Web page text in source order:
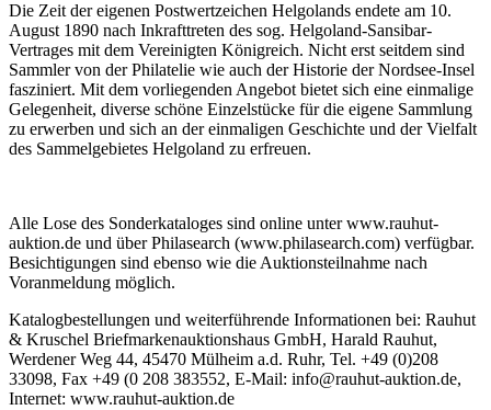
Die Zeit der eigenen Postwertzeichen Helgolands endete am 10.
August 1890 nach Inkrafttreten des sog. Helgoland-Sansibar-
Vertrages mit dem Vereinigten Königreich. Nicht erst seitdem sind
Sammler von der Philatelie wie auch der Historie der Nordsee-Insel
fasziniert. Mit dem vorliegenden Angebot bietet sich eine einmalige
Gelegenheit, diverse schöne Einzelstücke für die eigene Sammlung
zu erwerben und sich an der einmaligen Geschichte und der Vielfalt
des Sammelgebietes Helgoland zu erfreuen.
Alle Lose des Sonderkataloges sind online unter www.rauhut-
auktion.de und über Philasearch (www.philasearch.com) verfügbar.
Besichtigungen sind ebenso wie die Auktionsteilnahme nach
Voranmeldung möglich.
Katalogbestellungen und weiterführende Informationen bei: Rauhut
& Kruschel Briefmarkenauktionshaus GmbH, Harald Rauhut,
Werdener Weg 44, 45470 Mülheim a.d. Ruhr, Tel. +49 (0)208
33098, Fax +49 (0 208 383552, E-Mail: info@rauhut-auktion.de,
Internet: www.rauhut-auktion.de